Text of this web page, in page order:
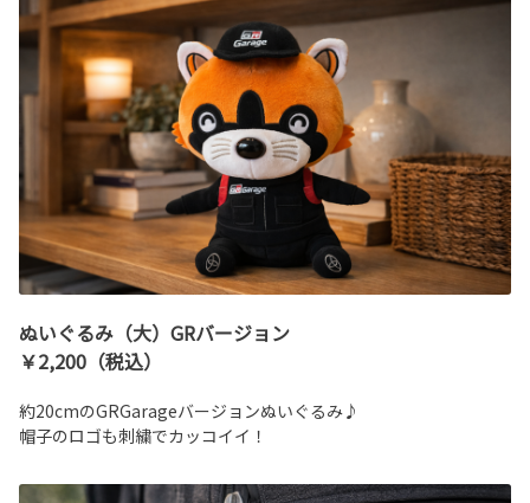
ぬいぐるみ（大）GRバージョン
￥2,200（税込）
約20cmのGRGarageバージョンぬいぐるみ♪
帽子のロゴも刺繍でカッコイイ！